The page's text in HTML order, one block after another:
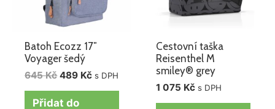
Batoh Ecozz 17″
Voyager šedý
645Kč 489 Kč s DPH
Přidat do
Cestovní taška
Reisenthel M
smiley® grey
1 075 Kč s DPH